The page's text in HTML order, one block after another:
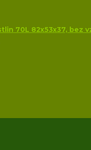
70L 82x53x37, bez